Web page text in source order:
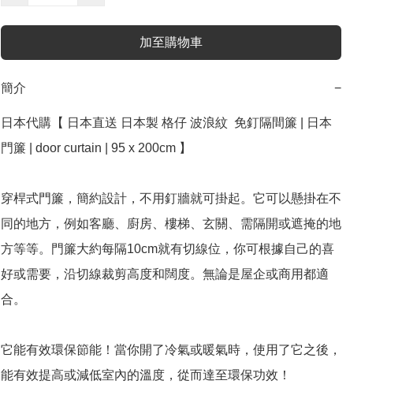
加至購物車
簡介 −
日本代購【 日本直送 日本製 格仔 波浪紋  免釘隔間簾 | 日本
門簾 | door curtain | 95 x 200cm 】
穿桿式門簾，簡約設計，不用釘牆就可掛起。它可以懸掛在不
同的地方，例如客廳、廚房、樓梯、玄關、需隔開或遮掩的地
方等等。門簾大約每隔10cm就有切線位，你可根據自己的喜
好或需要，沿切線裁剪高度和闊度。無論是屋企或商用都適
合。
它能有效環保節能！當你開了冷氣或暖氣時，使用了它之後，
能有效提高或減低室內的溫度，從而達至環保功效！